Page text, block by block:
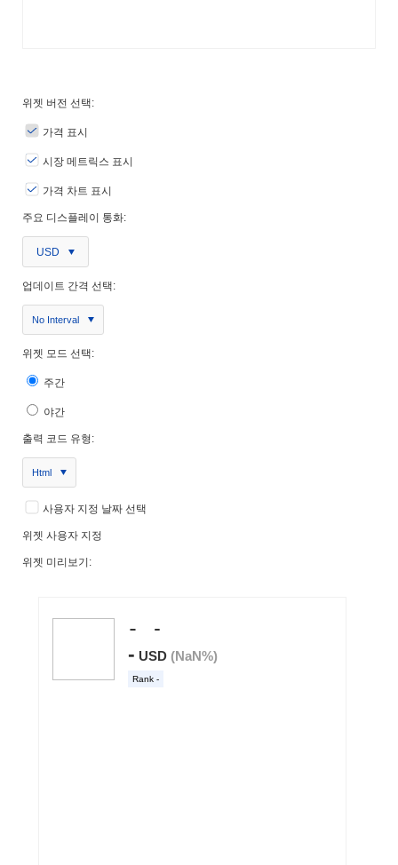
위젯 버전 선택:
가격 표시
시장 메트릭스 표시
가격 차트 표시
주요 디스플레이 통화:
USD
업데이트 간격 선택:
No Interval
위젯 모드 선택:
주간
야간
출력 코드 유형:
Html
사용자 지정 날짜 선택
위젯 사용자 지정
위젯 미리보기: